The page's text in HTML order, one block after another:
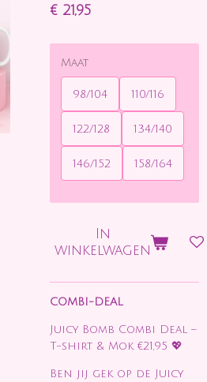
€ 21,95
Maat
98/104 110/116
122/128 134/140
146/152 158/164
In
winkelwagen
COMBI-DEAL
Juicy Bomb Combi Deal –
T-shirt & Mok €21,95 💖
Ben jij gek op de Juicy